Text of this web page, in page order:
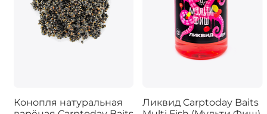
Конопля натуральная
Ликвид Carptoday Baits